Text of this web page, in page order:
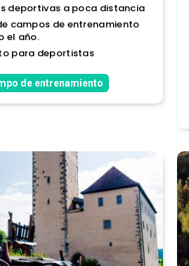
deportivas a poca distancia
campos de entrenamiento
el año.
para deportistas
de entrenamiento